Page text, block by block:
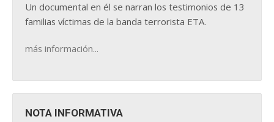
Un documental en él se narran los testimonios de 13
familias víctimas de la banda terrorista ETA.
más información...
NOTA INFORMATIVA